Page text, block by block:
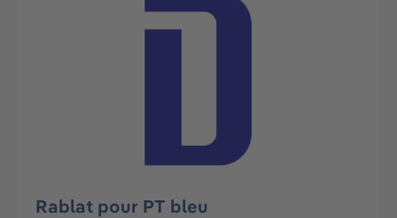
Rablat pour PT bleu